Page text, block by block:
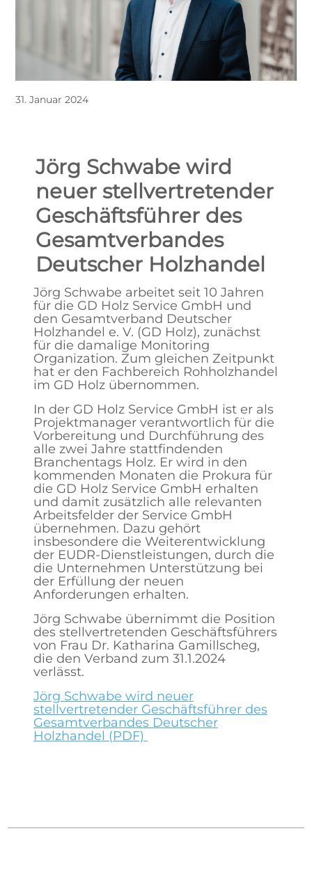
31. Januar 2024
Jörg Schwabe wird
neuer stellvertretender
Geschäftsführer des
Gesamtverbandes
Deutscher Holzhandel
Jörg Schwabe arbeitet seit 10 Jahren
für die GD Holz Service GmbH und
den Gesamtverband Deutscher
Holzhandel e. V. (GD Holz), zunächst
für die damalige Monitoring
Organization. Zum gleichen Zeitpunkt
hat er den Fachbereich Rohholzhandel
im GD Holz übernommen.
In der GD Holz Service GmbH ist er als
Projektmanager verantwortlich für die
Vorbereitung und Durchführung des
alle zwei Jahre stattfindenden
Branchentags Holz. Er wird in den
kommenden Monaten die Prokura für
die GD Holz Service GmbH erhalten
und damit zusätzlich alle relevanten
Arbeitsfelder der Service GmbH
übernehmen. Dazu gehört
insbesondere die Weiterentwicklung
der EUDR-Dienstleistungen, durch die
die Unternehmen Unterstützung bei
der Erfüllung der neuen
Anforderungen erhalten.
Jörg Schwabe übernimmt die Position
des stellvertretenden Geschäftsführers
von Frau Dr. Katharina Gamillscheg,
die den Verband zum 31.1.2024
verlässt.
Jörg Schwabe wird neuer
stellvertretender Geschäftsführer des
Gesamtverbandes Deutscher
Holzhandel (PDF)